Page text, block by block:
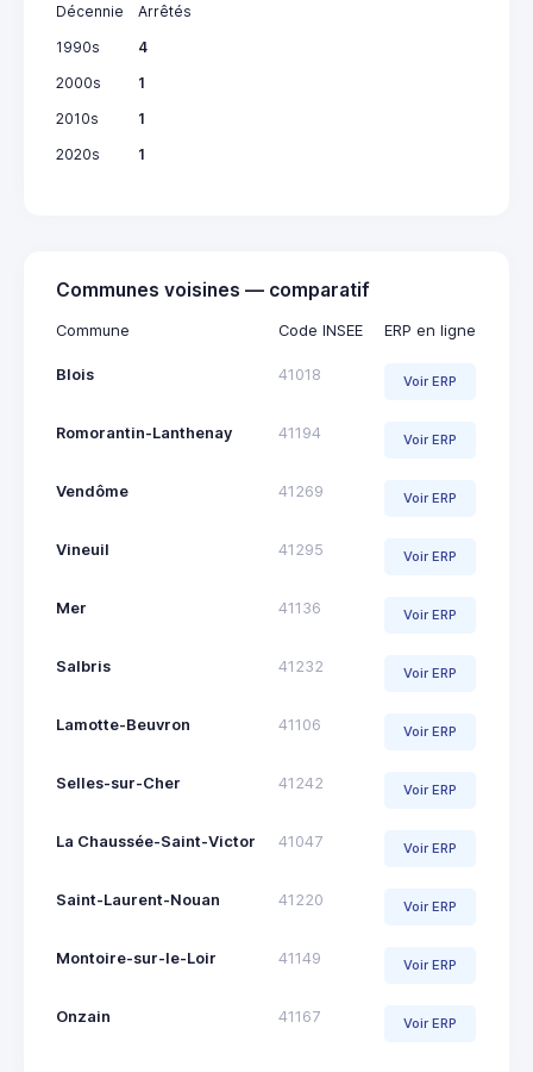
Décennie
Arrêtés
1990s
4
2000s
1
2010s
1
2020s
1
Communes voisines — comparatif
Commune Code INSEE ERP en ligne
Blois 41018 Voir ERP
Romorantin-Lanthenay 41194 Voir ERP
Vendôme 41269 Voir ERP
Vineuil 41295 Voir ERP
Mer 41136 Voir ERP
Salbris 41232 Voir ERP
Lamotte-Beuvron 41106 Voir ERP
Selles-sur-Cher 41242 Voir ERP
La Chaussée-Saint-Victor 41047 Voir ERP
Saint-Laurent-Nouan 41220 Voir ERP
Montoire-sur-le-Loir 41149 Voir ERP
Onzain 41167 Voir ERP